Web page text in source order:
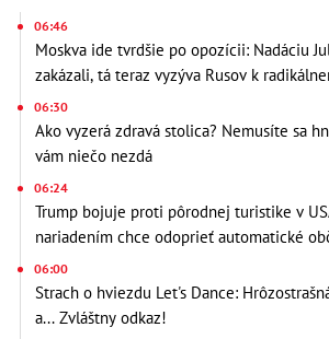
06:46
Moskva ide tvrdšie po opozícii: Nadáciu
zakázali, tá teraz vyzýva Rusov k
06:30
Ako vyzerá zdravá stolica? Nemusíte sa
vám niečo nezdá
06:24
Trump bojuje proti pôrodnej turistike v
nariadením chce odoprieť automatické
06:00
Strach o hviezdu Let's Dance:
a... Zvláštny odkaz!